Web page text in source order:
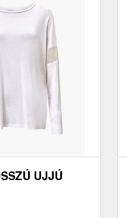
UJJÚ